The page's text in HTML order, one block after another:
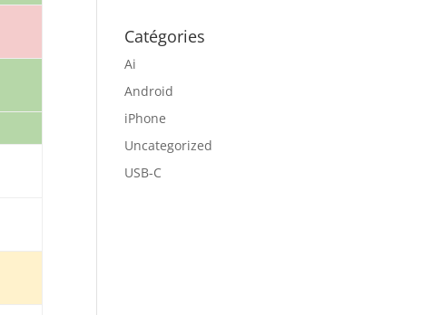
Catégories
Ai
Android
iPhone
Uncategorized
USB-C